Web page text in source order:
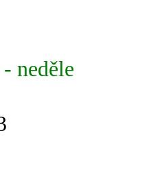
neděle